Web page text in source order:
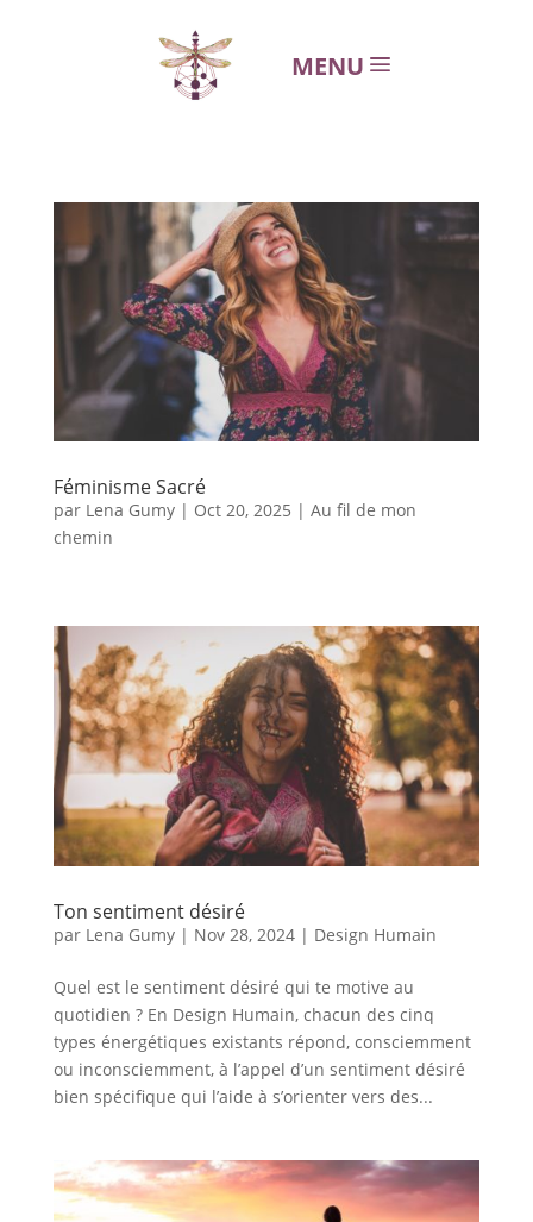
MENU
Féminisme Sacré
par Lena Gumy| Oct 20, 2025 | Au fil de mon
chemin
Ton sentiment désiré
par Lena Gumy| Nov 28, 2024| Design Humain
Quel est le sentiment désiré qui te motive au
quotidien ? En Design Humain, chacun des cinq
types énergétiques existants répond, consciemment
ou inconsciemment, à l’appel d’un sentiment désiré
bien spécifique qui l’aide à s’orienter vers des...